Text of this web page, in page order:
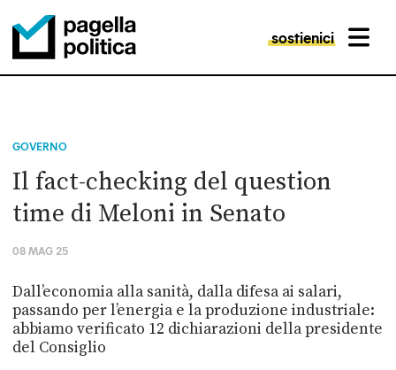
Pagella Politica Logo
sostienici MENU
GOVERNO
Il fact-checking del question
time di Meloni in Senato
08 MAG 25
Dall’economia alla sanità, dalla difesa ai salari,
passando per l’energia e la produzione industriale:
abbiamo verificato 12 dichiarazioni della presidente
del Consiglio